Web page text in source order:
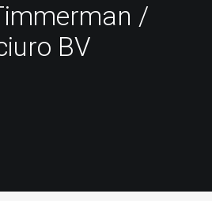
/
BV